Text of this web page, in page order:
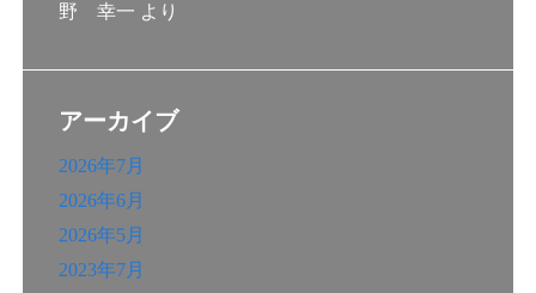
野 幸一 より
アーカイブ
2026年7月
2026年6月
2026年5月
2023年7月